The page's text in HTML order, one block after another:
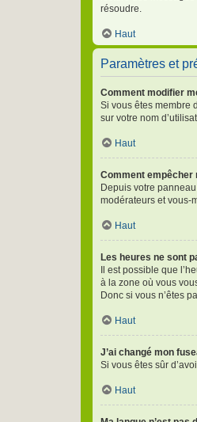
résoudre.
Haut
Paramètres et
Comment modifier
Si vous êtes membre
sur votre nom
Haut
Comment empêcher
Depuis votre
modérateurs et vous-
Haut
Les heures ne sont
Il est possible que
à la zone où vous
Donc si vous n’êtes
Haut
J’ai changé mon
Si vous êtes sûr
Haut